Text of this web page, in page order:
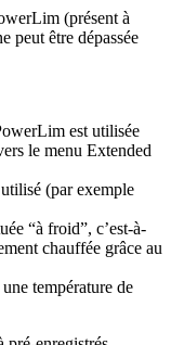
(présent à
peut être dépassée
est utilisée
le menu Extended
(par exemple
“à froid”, c’est-à-
chauffée grâce au
température de